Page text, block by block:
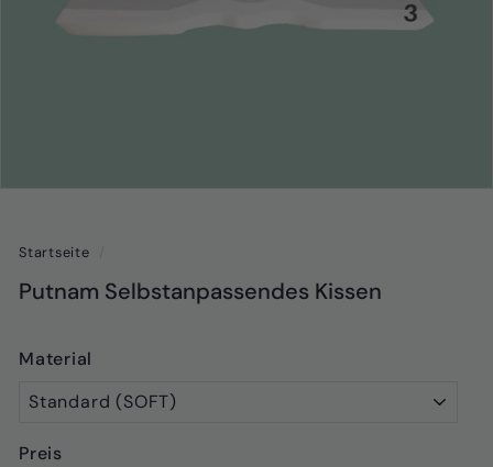
Startseite
Putnam Selbstanpassendes Kissen
Material
Preis